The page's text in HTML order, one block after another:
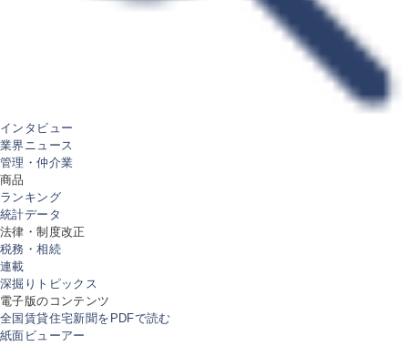
インタビュー
業界ニュース
管理・仲介業
商品
ランキング
統計データ
法律・制度改正
税務・相続
連載
深掘りトピックス
電子版のコンテンツ
全国賃貸住宅新聞をPDFで読む
紙面ビューアー